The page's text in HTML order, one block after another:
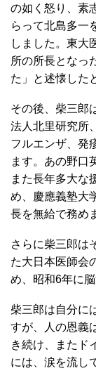
の如く怒り、素
らって北島多一
しました。東大
所の所長となっ
た」と述懐した
その後、柴三郎
法人北里研究所
フルエンザ、発
ます。あの野口
また長年多大な
め、慶應義塾大
長を無給で務め
さらに柴三郎は
た大日本医師会
め、昭和6年に
柴三郎は自分に
すが、人の恩義
き続け、またド
には、涙を流し